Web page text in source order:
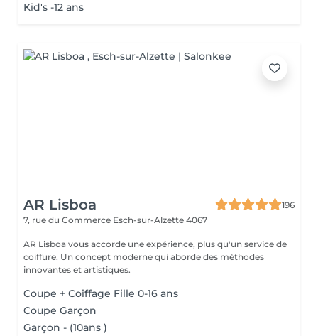
Kid's -12 ans
AR Lisboa
196
7, rue du Commerce Esch-sur-Alzette 4067
AR Lisboa vous accorde une expérience, plus qu'un service de
coiffure. Un concept moderne qui aborde des méthodes
innovantes et artistiques.
Coupe + Coiffage Fille 0-16 ans
Coupe Garçon
Garçon - (10ans )